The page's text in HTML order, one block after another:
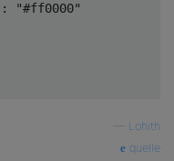
:
"#ff0000"
Lohith
quelle